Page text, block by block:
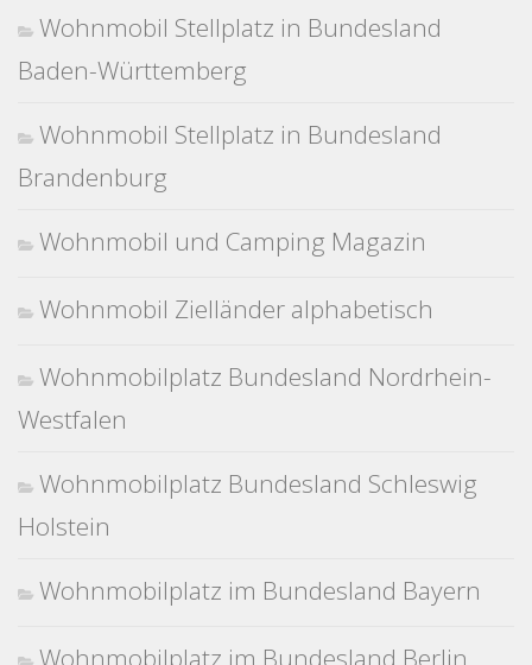
Wohnmobil Stellplatz in Bundesland
Baden-Württemberg
Wohnmobil Stellplatz in Bundesland
Brandenburg
Wohnmobil und Camping Magazin
Wohnmobil Zielländer alphabetisch
Wohnmobilplatz Bundesland Nordrhein-
Westfalen
Wohnmobilplatz Bundesland Schleswig
Holstein
Wohnmobilplatz im Bundesland Bayern
Wohnmobilplatz im Bundesland Berlin